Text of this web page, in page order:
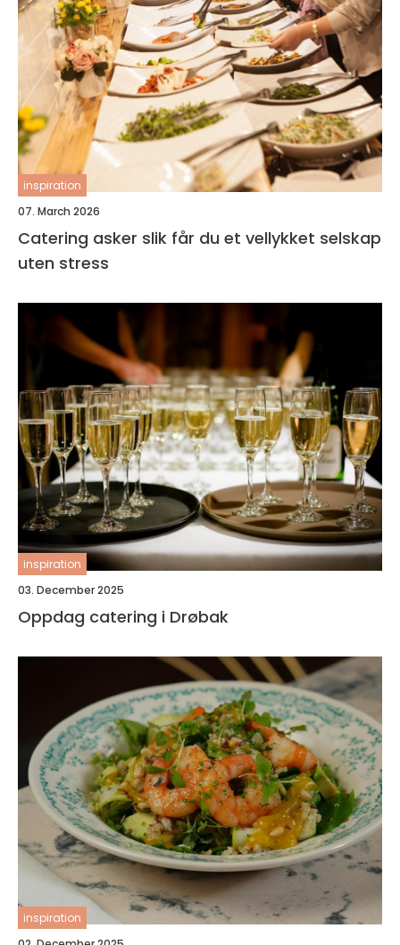
inspiration
07. March 2026
Catering asker slik får du et vellykket selskap
uten stress
inspiration
03. December 2025
Oppdag catering i Drøbak
inspiration